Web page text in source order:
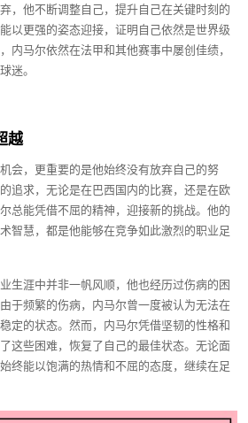
，他不断调整自己，提升自己在关键时刻的
以更强的姿态迎接，证明自己依然是世界级
内马尔依然在法甲和其他赛事中屡创佳绩，
迷。
越
会，更重要的是他始终没有放弃自己的努
追求，无论是在巴西国内的比赛，还是在欧
总能凭借不屈的精神，迎接新的挑战。他的
智慧，都是他能够在竞争如此激烈的职业足
生涯中并非一帆风顺，他也经历过伤病的困
于频繁的伤病，内马尔曾一度被认为无法在
定的状态。然而，内马尔凭借坚韧的性格和
这些困难，恢复了自己的最佳状态。无论面
终能以饱满的热情和不屈的态度，继续在足